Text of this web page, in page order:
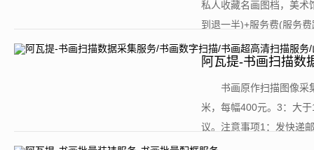
私人收藏名画图档，美术
到退一半)+服务费(服务
阿瓦提-书画扫描数
书画原作扫描图像采
米，每幅400元。3：大
议。注意事项1：发快递